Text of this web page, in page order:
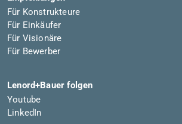
Für Konstrukteure
Für Einkäufer
Für Visionäre
Für Bewerber
Lenord+Bauer folgen
Youtube
LinkedIn